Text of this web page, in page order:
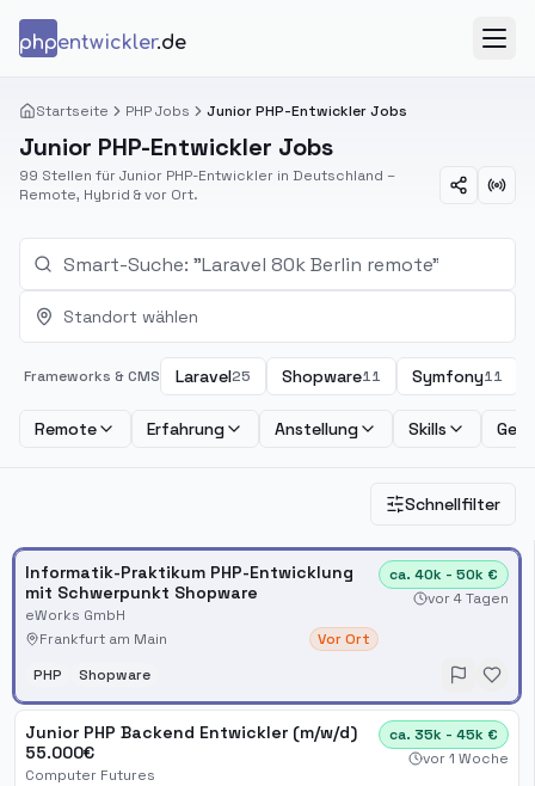
phpentwickler.de
Startseite PHP Jobs Junior PHP-Entwickler Jobs
Junior PHP-Entwickler Jobs
99 Stellen für Junior PHP-Entwickler in Deutschland –
Remote, Hybrid & vor Ort.
Standort wählen
Frameworks & CMS Laravel25 Shopware11 Symfony11
Remote Erfahrung Anstellung Skills
Schnellfilter
Informatik-Praktikum PHP-Entwicklung
mit Schwerpunkt Shopware
eWorks GmbH
Frankfurt am Main
Vor Ort
ca. 40k - 50k €
vor 4 Tagen
PHP Shopware
Junior PHP Backend Entwickler (m/w/d)
55.000€
Computer Futures
ca. 35k - 45k €
vor 1 Woche